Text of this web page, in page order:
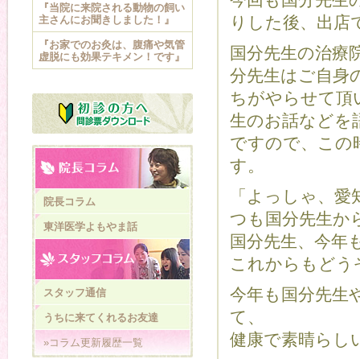
りした後、出
国分先生の治療
分先生はご自身
ちがやらせて頂
生のお話などを
ですので、この
す。
「よっしゃ、
つも国分先生か
国分先生、今年
これからもどう
今年も国分先生
て、
健康で素晴らし
『当院に来院される動物の飼い
主さんにお聞きしました！』
『お家でのお灸は、腹痛や気管
虚脱にも効果テキメン！です』
院長コラム
東洋医学よもやま話
スタッフ通信
うちに来てくれるお友達
»コラム更新履歴一覧